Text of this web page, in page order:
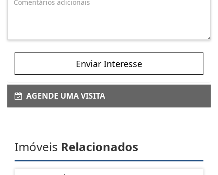
Enviar Interesse